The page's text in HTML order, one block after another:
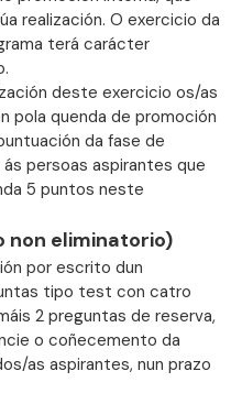
realización. O exercicio da
terá carácter
deste exercicio os/as
pola quenda de promoción
da fase de
persoas aspirantes que
5 puntos neste
non eliminatorio)
por escrito dun
tipo test con catro
2 preguntas de reserva,
o coñecemento da
as aspirantes, nun prazo